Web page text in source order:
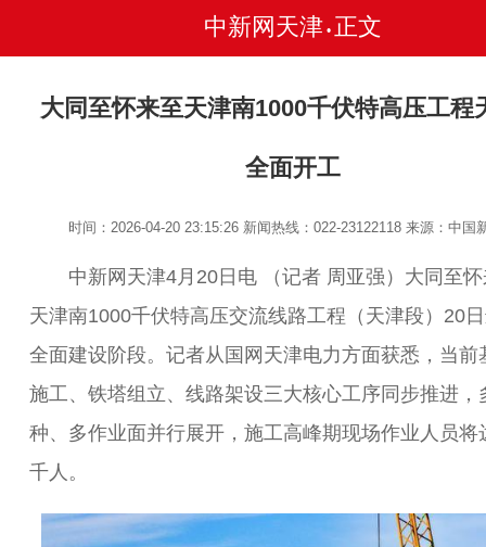
中新网天津 • 正文
大同至怀来至天津南1000千伏特高压工程
全面开工
时间：2026-04-20 23:15:26 新闻热线：022-23122118来源：中国
中新网天津4月20日电 （记者 周亚强）大同至怀
天津南1000千伏特高压交流线路工程（天津段）20
全面建设阶段。记者从国网天津电力方面获悉，当前
施工、铁塔组立、线路架设三大核心工序同步推进，
种、多作业面并行展开，施工高峰期现场作业人员将
千人。